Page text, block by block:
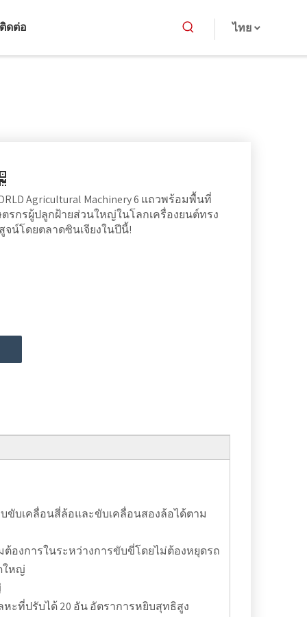
ดต่อ ไทย
Agricultural Machinery 6 แถวพร้อมพื้นที่
รกรผู้ปลูกฝ้ายส่วนใหญ่ในโลกเครื่องยนต์ทรง
น์โดยตลาดซินเจียงในปีนี้!
ขับเคลื่อนสี่ล้อและขับเคลื่อนสองล้อได้ตาม
องการในระหว่างการขับขี่โดยไม่ต้องหยุดรถ
ใหญ่
ะที่ปรับได้ 20 อัน อัตราการหยิบสุทธิสูง